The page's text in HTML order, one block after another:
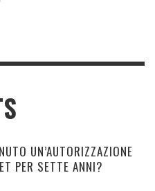
UN’AUTORIZZAZIONE
PER SETTE ANNI?